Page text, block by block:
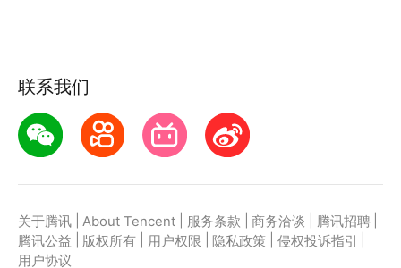
联系我们
关于腾讯 About Tencent 服务条款 商务洽谈 腾讯招聘
腾讯公益
版权所有 用户权限 隐私政策 侵权投诉指引
用户协议